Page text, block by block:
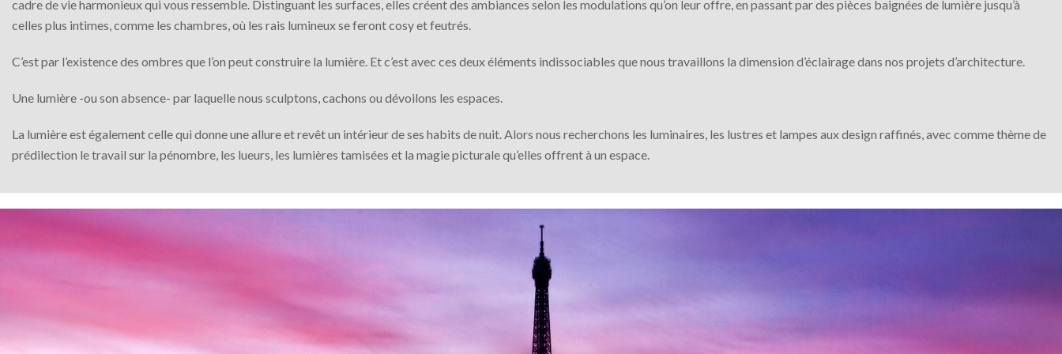
cadre de vie harmonieux qui vous ressemble. Distinguant les surfaces, elles créent des ambiances selon les modulations qu’on leur offre, en passant par des pièces baignées de lumière jusqu’à
celles plus intimes, comme les chambres, où les rais lumineux se feront cosy et feutrés.
C’est par l’existence des ombres que l’on peut construire la lumière. Et c’est avec ces deux éléments indissociables que nous travaillons la dimension d’éclairage dans nos projets d’architecture.
Une lumière -ou son absence- par laquelle nous sculptons, cachons ou dévoilons les espaces.
La lumière est également celle qui donne une allure et revêt un intérieur de ses habits de nuit. Alors nous recherchons les luminaires, les lustres et lampes aux design raffinés, avec comme thème de
prédilection le travail sur la pénombre, les lueurs, les lumières tamisées et la magie picturale qu’elles offrent à un espace.